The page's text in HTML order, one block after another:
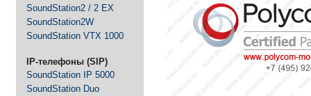
SoundStation2 / 2 EX
SoundStation2W
SoundStation VTX 1000
IP-телефоны (SIP)
SoundStation IP 5000
SoundStation Duo
- Доставка по всей России
-Ответимбыстро
-ЭкономимВаше время
- Гарантия
выгодной
цены
- Экономим Ваши деньги